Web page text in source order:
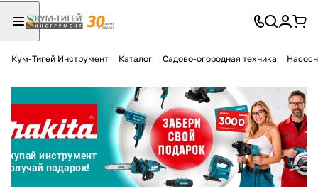
Кум-Тигей Инструмент Каталог Садово-огородная техника
Разбейте
оплатуна части
без переплат